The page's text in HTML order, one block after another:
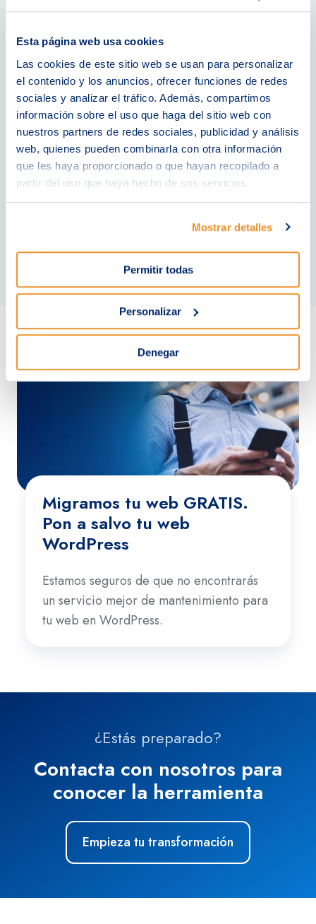
Esta página web usa cookies
Las cookies de este sitio web se usan para personalizar
el contenido y los anuncios, ofrecer funciones de redes
sociales y analizar el tráfico. Además, compartimos
información sobre el uso que haga del sitio web con
nuestros partners de redes sociales, publicidad y análisis
web, quienes pueden combinarla con otra información
que les haya proporcionado o que hayan recopilado a
partir del uso que haya hecho de sus servicios.
Mostrar detalles
Permitir todas
Personalizar
Denegar
tripas de este gestor de contenidos. Sabemos
dónde y cómo tocar para sacarle el máximo
partido.
Más de 10 años trabajando con
WordPress.Usamos WordPress desde que
tenemos uso de razón. Conocemos muy bien
todo su potencial, por eso es nuestra
herramienta diaria de trabajo.
Sistema de gestión de tickets y
comunicación.Con nuestro sistema de
incidencias y sabrás en todo momento en qué
estado se encuentran.
Migramos tu web GRATIS.
Pon a salvo tu web
WordPress
Estamos seguros de que no encontrarás
un servicio mejor de mantenimiento para
tu web en WordPress.
¿Estás preparado?
Contacta con nosotros para
conocer la herramienta
Empieza tu transformación